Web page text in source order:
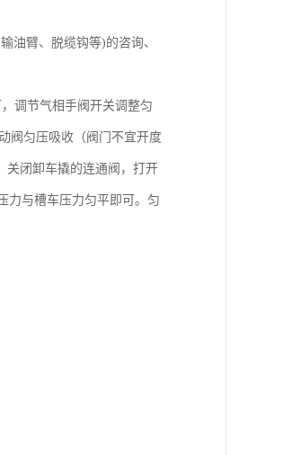
油臂、脱缆钩等)的咨询、
调节气相手阀开关调整匀
阀匀压吸收（阀门不宜开度
关闭卸车撬的连通阀，打开
力与槽车压力匀平即可。匀